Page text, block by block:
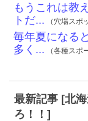
もうこれは教
トだ... （穴場スポ
毎年夏になる
多く... （各種スポ
最新記事 [北
ろ！！]